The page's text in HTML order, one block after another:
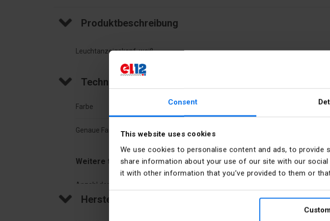
Consent
This website uses cookies
We use cookies to personalise content and ads, to
share information about your use of our site with our
it with other information that you’ve provided to them or
Produktbeschreibung
Leuchtanzeigekopf, weiß
Technische Daten
Farbe
Genaue Farbe Weiss
Weitere technische Daten
Anzahl der einbaubaren Leuchtmelder
Hersteller-Details